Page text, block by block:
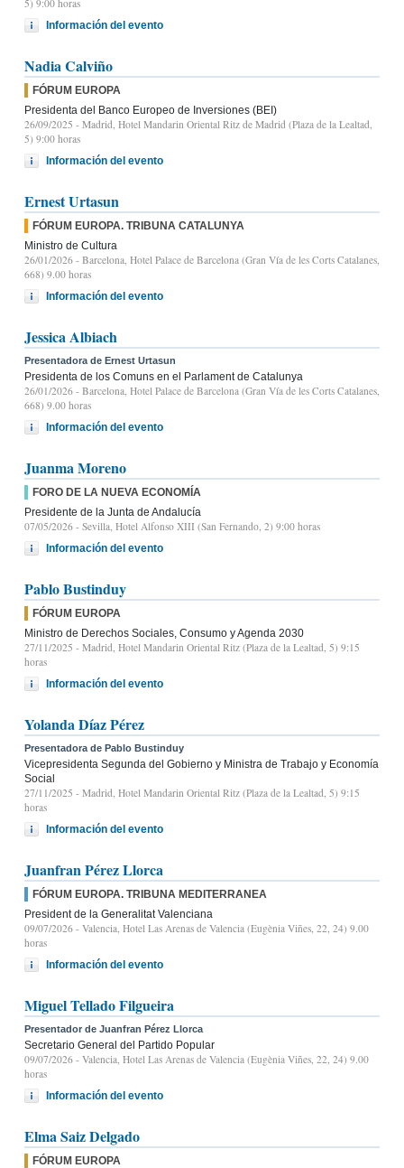
5) 9:00 horas
Información del evento
Nadia Calviño
FÓRUM EUROPA
Presidenta del Banco Europeo de Inversiones (BEI)
26/09/2025 - Madrid, Hotel Mandarin Oriental Ritz de Madrid (Plaza de la Lealtad,
5) 9:00 horas
Información del evento
Ernest Urtasun
FÓRUM EUROPA. TRIBUNA CATALUNYA
Ministro de Cultura
26/01/2026 - Barcelona, Hotel Palace de Barcelona (Gran Vía de les Corts Catalanes,
668) 9.00 horas
Información del evento
Jessica Albiach
Presentadora de Ernest Urtasun
Presidenta de los Comuns en el Parlament de Catalunya
26/01/2026 - Barcelona, Hotel Palace de Barcelona (Gran Vía de les Corts Catalanes,
668) 9.00 horas
Información del evento
Juanma Moreno
FORO DE LA NUEVA ECONOMÍA
Presidente de la Junta de Andalucía
07/05/2026 - Sevilla, Hotel Alfonso XIII (San Fernando, 2) 9:00 horas
Información del evento
Pablo Bustinduy
FÓRUM EUROPA
Ministro de Derechos Sociales, Consumo y Agenda 2030
27/11/2025 - Madrid, Hotel Mandarin Oriental Ritz (Plaza de la Lealtad, 5) 9:15
horas
Información del evento
Yolanda Díaz Pérez
Presentadora de Pablo Bustinduy
Vicepresidenta Segunda del Gobierno y Ministra de Trabajo y Economía
Social
27/11/2025 - Madrid, Hotel Mandarin Oriental Ritz (Plaza de la Lealtad, 5) 9:15
horas
Información del evento
Juanfran Pérez Llorca
FÓRUM EUROPA. TRIBUNA MEDITERRANEA
President de la Generalitat Valenciana
09/07/2026 - Valencia, Hotel Las Arenas de Valencia (Eugènia Viñes, 22, 24) 9.00
horas
Información del evento
Miguel Tellado Filgueira
Presentador de Juanfran Pérez Llorca
Secretario General del Partido Popular
09/07/2026 - Valencia, Hotel Las Arenas de Valencia (Eugènia Viñes, 22, 24) 9.00
horas
Información del evento
Elma Saiz Delgado
FÓRUM EUROPA